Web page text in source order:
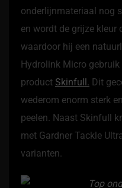
onderlijnmateriaal nog
en wordt de grijze kleur
waardoor hij een
Hydrolink Micro
product Skinfull. Dit
wederom enorm sterk
peelen. Naast Skinfull
met Gardner Tackle
varianten.